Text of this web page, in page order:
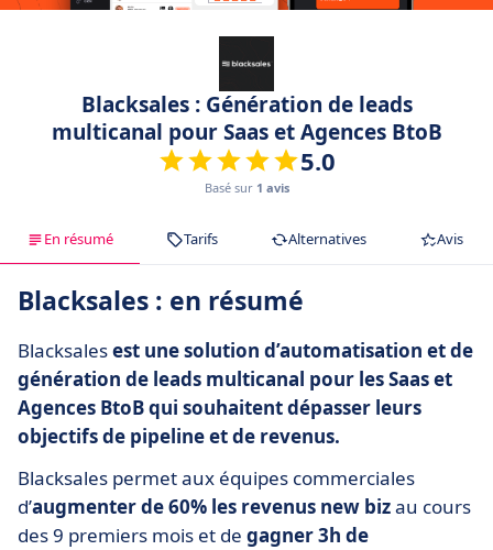
Blacksales : Génération de leads
multicanal pour Saas et Agences BtoB
5.0
Basé sur 1 avis
En résumé Tarifs Alternatives Avis
Blacksales : en résumé
Blacksalesest une solution d’automatisation et de
génération de leads multicanal pour les Saas et
Agences BtoB qui souhaitent dépasser leurs
objectifs de pipeline et de revenus.
Blacksales permet aux équipes commerciales
d’augmenter de 60% les revenus new bizau cours
des 9 premiers mois et de gagner 3h de